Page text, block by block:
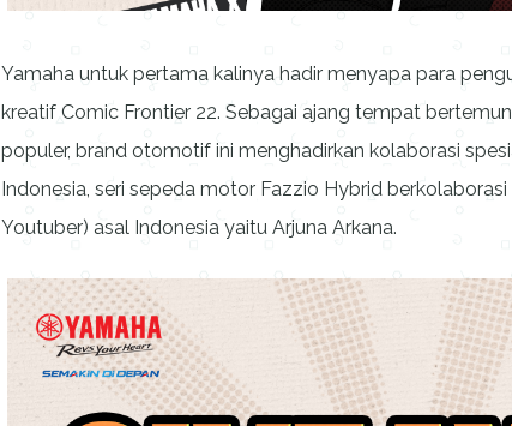
Yamaha untuk pertama kalinya hadir menyapa para
kreatif Comic Frontier 22. Sebagai ajang tempat
populer, brand otomotif ini menghadirkan kolaborasi
Indonesia, seri sepeda motor Fazzio Hybrid
Youtuber) asal Indonesia yaitu Arjuna Arkana.